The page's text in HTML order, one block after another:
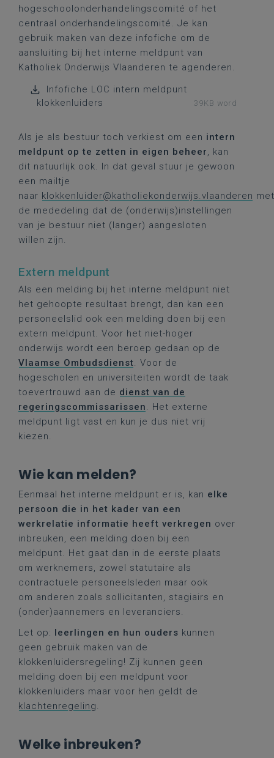
hogeschoolonderhandelingscomité of het
centraal onderhandelingscomité. Je kan
gebruik maken van deze infofiche om de
aansluiting bij het interne meldpunt van
Katholiek Onderwijs Vlaanderen te agenderen.
Infofiche LOC intern meldpunt
klokkenluiders
39KB word
Als je als bestuur toch verkiest om een intern
meldpunt op te zetten in eigen beheer, kan
dit natuurlijk ook. In dat geval stuur je gewoon
een mailtje
naar klokkenluider@katholiekonderwijs.vlaanderen met
de mededeling dat de (onderwijs)instellingen
van je bestuur niet (langer) aangesloten
willen zijn.
Extern meldpunt
Als een melding bij het interne meldpunt niet
het gehoopte resultaat brengt, dan kan een
personeelslid ook een melding doen bij een
extern meldpunt. Voor het niet-hoger
onderwijs wordt een beroep gedaan op de
Vlaamse Ombudsdienst. Voor de
hogescholen en universiteiten wordt de taak
toevertrouwd aan de dienst van de
regeringscommissarissen. Het externe
meldpunt ligt vast en kun je dus niet vrij
kiezen.
Wie kan melden?
Eenmaal het interne meldpunt er is, kan elke
persoon die in het kader van een
werkrelatie informatie heeft verkregen over
inbreuken, een melding doen bij een
meldpunt. Het gaat dan in de eerste plaats
om werknemers, zowel statutaire als
contractuele personeelsleden maar ook
om anderen zoals sollicitanten, stagiairs en
(onder)aannemers en leveranciers.
Let op: leerlingen en hun ouders kunnen
geen gebruik maken van de
klokkenluidersregeling! Zij kunnen geen
melding doen bij een meldpunt voor
klokkenluiders maar voor hen geldt de
klachtenregeling.
Welke inbreuken?